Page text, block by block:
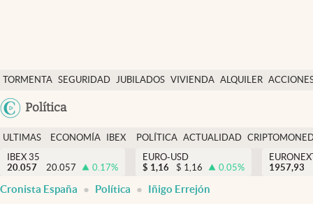
TORMENTA SEGURIDAD JUBILADOS VIVIENDA ALQUILER
USA
Política
Economía y finanzas
Política
Actualidad
Criptomonedas
España
ULTIMAS
NOTICIAS
ECONOMÍA
FINANZAS
IBEX
EURO
POLÍTICA ACTUALIDAD
IBEX 35
20.057
20.057 0.17%
EURO-USD
$ 1,16 $ 1,16 0.05%
1957,93
Cronista España Política Iñigo Errejón